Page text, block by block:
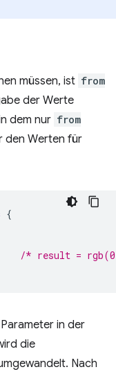
müssen, ist from
der Werte
dem nur from
den Werten für
{
/* result =
in der
die
Nach